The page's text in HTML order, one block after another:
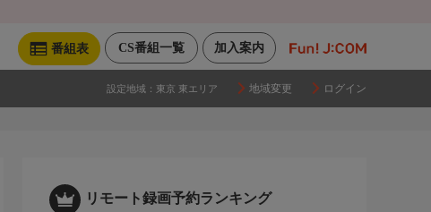
加入案内
CS番組一覧
番組表
設定地域： 東京 東エリア 地域変更 ログイン
リモート録画予約ランキング